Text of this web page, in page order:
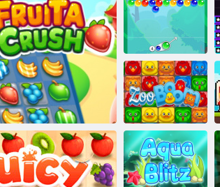
Bubble Charms
Zoo Boom